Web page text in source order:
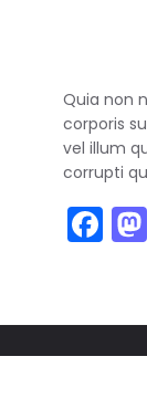
Quia non
corporis
vel illum
corrupti